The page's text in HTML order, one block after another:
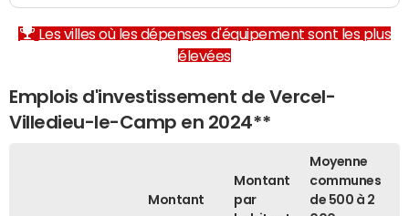
Les villes où les dépenses d'équipement sont les plus
élevées
Emplois d'investissement de Vercel-
Villedieu-le-Camp en 2024**
Montant
Montant
par
Moyenne
communes
de 500 à 2